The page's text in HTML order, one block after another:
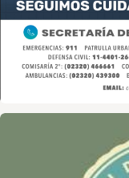
Asociación de